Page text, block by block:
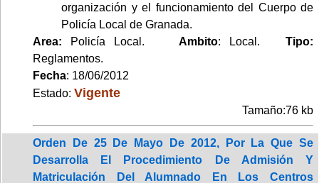
organización y el funcionamiento del Cuerpo de
Policía Local de Granada.
Area: Policía Local. Ambito: Local. Tipo:
Reglamentos.
Fecha: 18/06/2012
Estado: Vigente
Tamaño:76 kb
Orden De 25 De Mayo De 2012, Por La Que Se
Desarrolla El Procedimiento De Admisión Y
Matriculación Del Alumnado En Los Centros